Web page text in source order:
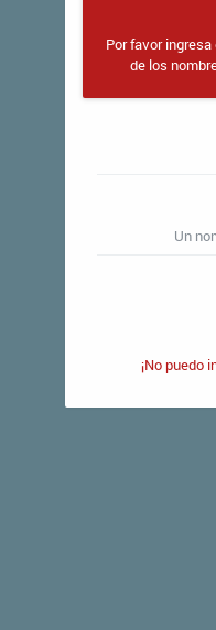
Por favor
de los
Un
¡No puedo